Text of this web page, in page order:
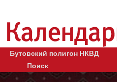
Бутовский полигон НКВД
Поиск